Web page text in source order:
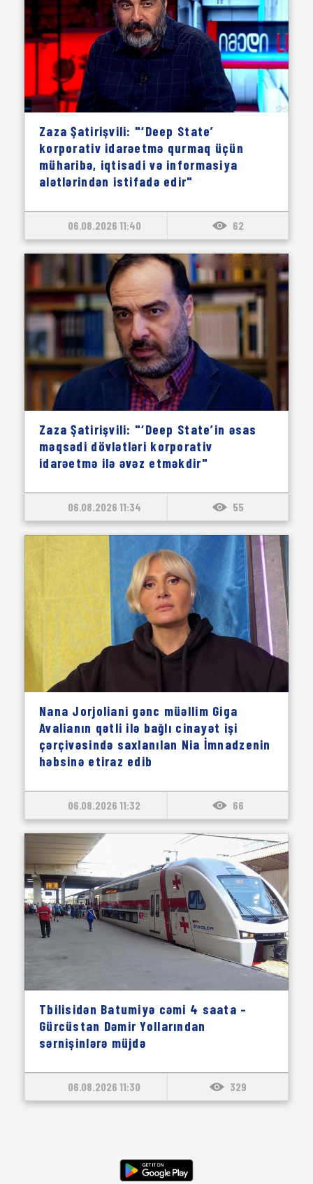
Zaza Şatirişvili: "‘Deep State’
korporativ idarəetmə qurmaq üçün
müharibə, iqtisadi və informasiya
alətlərindən istifadə edir"
06.08.2026 11:40 62
Zaza Şatirişvili: "‘Deep State’in əsas
məqsədi dövlətləri korporativ
idarəetmə ilə əvəz etməkdir"
06.08.2026 11:34 55
Nana Jorjoliani gənc müəllim Giga
Avalianın qətli ilə bağlı cinayət işi
çərçivəsində saxlanılan Nia İmnadzenin
həbsinə etiraz edib
06.08.2026 11:32 66
Tbilisidən Batumiyə cəmi 4 saata –
Gürcüstan Dəmir Yollarından
sərnişinlərə müjdə
06.08.2026 11:30 329